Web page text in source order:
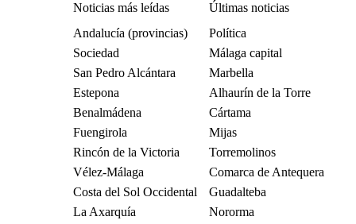
Noticias más leídas
Últimas noticias
Andalucía (provincias)
Política
Sociedad
Málaga capital
San Pedro Alcántara
Marbella
Estepona
Alhaurín de la Torre
Benalmádena
Cártama
Fuengirola
Mijas
Rincón de la Victoria
Torremolinos
Vélez-Málaga
Comarca de Antequera
Costa del Sol Occidental
Guadalteba
La Axarquía
Nororma